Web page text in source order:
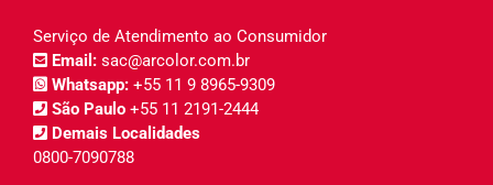
Serviço de Atendimento ao Consumidor
Email: sac@arcolor.com.br
Whatsapp: +55 11 9 8965-9309
São Paulo +55 11 2191-2444
Demais Localidades
0800-7090788